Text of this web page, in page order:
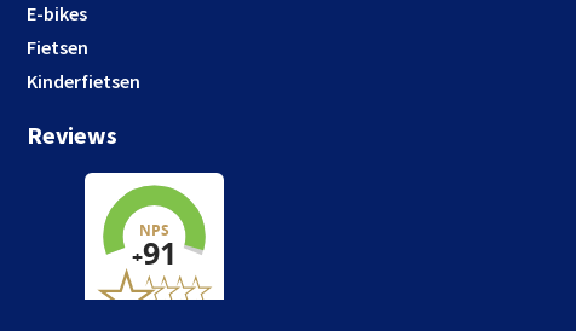
E-bikes
Fietsen
Kinderfietsen
Reviews